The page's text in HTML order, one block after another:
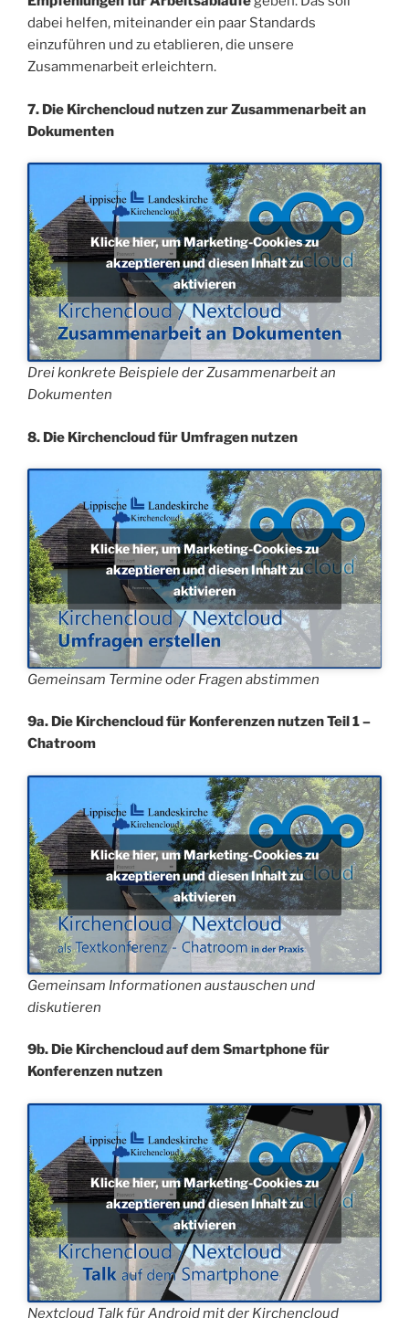
dabei helfen, miteinander ein paar Standards
einzuführen und zu etablieren, die unsere
Zusammenarbeit erleichtern.
7. Die Kirchencloud nutzen zur Zusammenarbeit an
Dokumenten
Klicke hier, um Marketing-Cookies zu
akzeptieren und diesen Inhalt zu
aktivieren
Drei konkrete Beispiele der Zusammenarbeit an
Dokumenten
8. Die Kirchencloud für Umfragen nutzen
Klicke hier, um Marketing-Cookies zu
akzeptieren und diesen Inhalt zu
aktivieren
Gemeinsam Termine oder Fragen abstimmen
9a. Die Kirchencloud für Konferenzen nutzen Teil 1 –
Chatroom
Klicke hier, um Marketing-Cookies zu
akzeptieren und diesen Inhalt zu
aktivieren
Gemeinsam Informationen austauschen und
diskutieren
9b. Die Kirchencloud auf dem Smartphone für
Konferenzen nutzen
Klicke hier, um Marketing-Cookies zu
akzeptieren und diesen Inhalt zu
aktivieren
Nextcloud Talk für Android mit der Kirchencloud